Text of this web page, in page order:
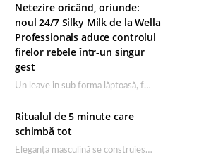
Netezire oricând, oriunde:
noul 24/7 Silky Milk de la Wella
Professionals aduce controlul
firelor rebele într-un singur
gest
Un leave in sub forma lăptoasă, fără clătire care completează rutina Ultimate Smooth și transformă…
Ritualul de 5 minute care
schimbă tot
Eleganța masculină se construiește dimineața, în câteva minute și cu produsele potrivite. O rutină de…